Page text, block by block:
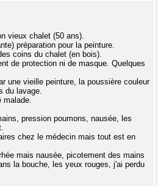
vieux chalet (50 ans).
préparation pour la peinture.
coins du chalet (en bois).
de protection ni de masque. Quelques
une vieille peinture, la poussière couleur
du lavage.
pression poumons, nausée, les
chez le médecin mais tout est en
mais nausée, picotement des mains
la bouche, les yeux rouges, j'ai perdu